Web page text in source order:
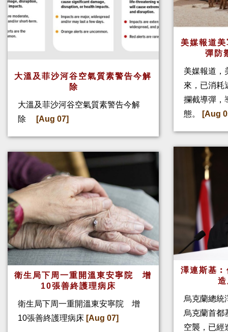
大溫及菲沙河谷空氣質素警告今解
除
大溫及菲沙河谷空氣質素警告今解
除
[Aug 07]
衛生局下周一重開溫東安寧院 增
10張善終護理病床
衛生局下周一重開溫東安寧院 增
10張善終護理病床 [Aug 07]
美媒報道
彈防
美媒報道，
來，已消耗
攔截導彈，
態。
[Aug
澤連斯基
烏克蘭總統
烏克蘭首都
空襲，已經